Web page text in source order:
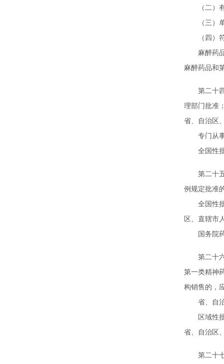
（二）有
（三）单
（四）符
麻醉药品
麻醉药品和
第二十四
理部门批准
省、自治区
专门从事
全国性批
第二十五
例规定批准
全国性批
区、直辖市
国务院药
第二十六
第一类精神
构销售的，
省、自治
区域性批
省、自治区
第二十七